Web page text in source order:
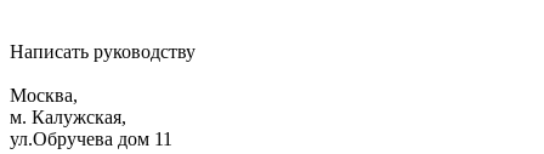
Написать руководству
Москва,
м. Калужская,
ул.Обручева дом 11